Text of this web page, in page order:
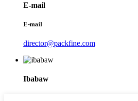
E-mail
E-mail
director@packfine.com
Ibabaw